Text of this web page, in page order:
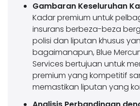
Gambaran Keseluruhan
Kadar premium untuk
insurans berbeza-beza
polisi dan liputan khusus
bagaimanapun, Blue
Services bertujuan untuk
premium yang kompetitif
memastikan liputan yang